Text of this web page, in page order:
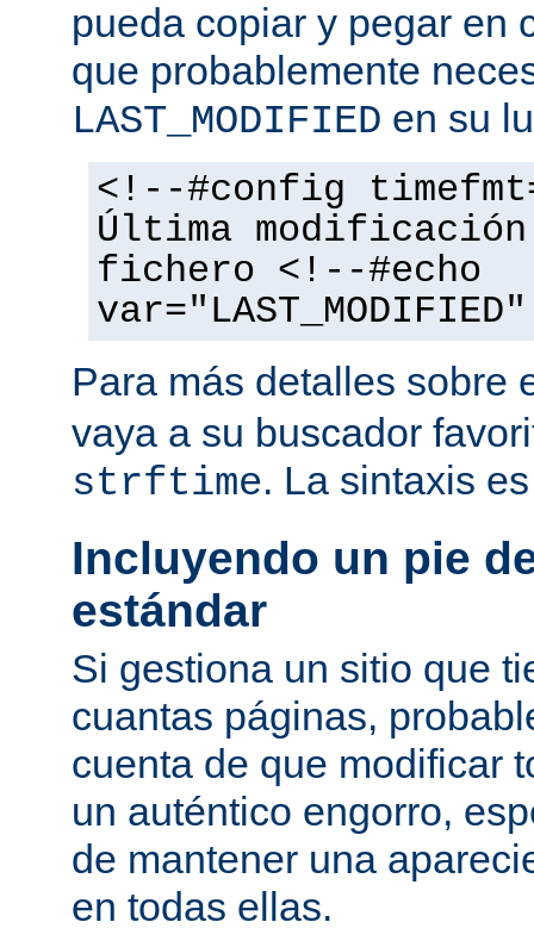
pueda copiar y pegar en
que probablemente
LAST_MODIFIED en su
<!--#config
Última
fichero <!--#echo
Para más detalles sobre
vaya a su buscador
strftime. La sintaxis
Incluyendo un pie
estándar
Si gestiona un sitio que
cuantas páginas,
cuenta de que modificar
un auténtico engorro,
de mantener una
en todas ellas.